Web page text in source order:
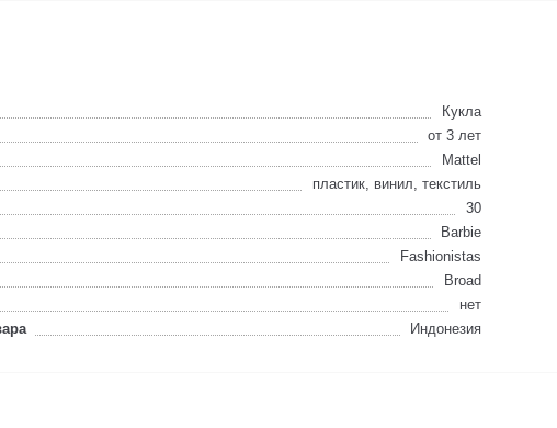
Кукла
от 3 лет
Mattel
пластик, винил, текстиль
30
Barbie
Fashionistas
Broad
нет
Индонезия